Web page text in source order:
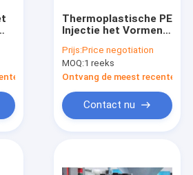
Prijs
Thermoplastische PE
Injectie het Vormen
van het
Injectieafgietsel
MZ320MD
Prijs:Price negotiation
MOQ:1 reeks
Ontvang de meest recente
Contact nu